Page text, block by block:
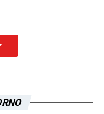
TOP NEWS